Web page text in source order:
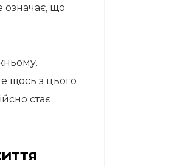
означає, що
щось з цього
стає